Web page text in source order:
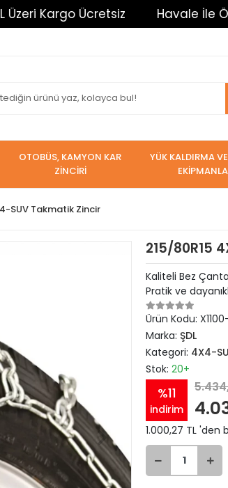
Ücretsiz Havale İle Ödemelerde
OTOBÜS, KAMYON KAR
ZİNCİRİ
YÜK KALDIRMA
SUV Takmatik Zincir
215/80R15
Kaliteli Bez
Pratik ve
Ürün Kodu:
Marka: ŞDL
Kategori: 4X4-
Stok: 20+
%11
indirim
1.000,27 TL 'den